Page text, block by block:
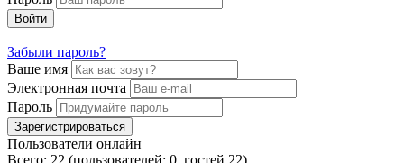
Войти
Забыли пароль?
Ваше имя
Электронная почта
Пароль
Зарегистрироваться
Пользователи онлайн
Всего: 22 (пользователей: 0, гостей 22)